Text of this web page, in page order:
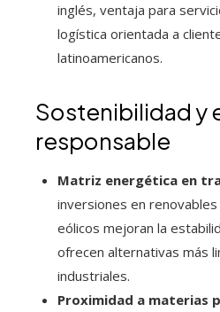
inglés, ventaja para
logística orientada a
latinoamericanos.
Sostenibilidad y
responsable
Matriz energética en
inversiones en
eólicos mejoran la
ofrecen alternativas más
industriales.
Proximidad a materias